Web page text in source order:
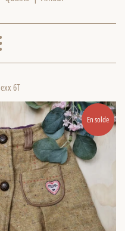
6T
En solde